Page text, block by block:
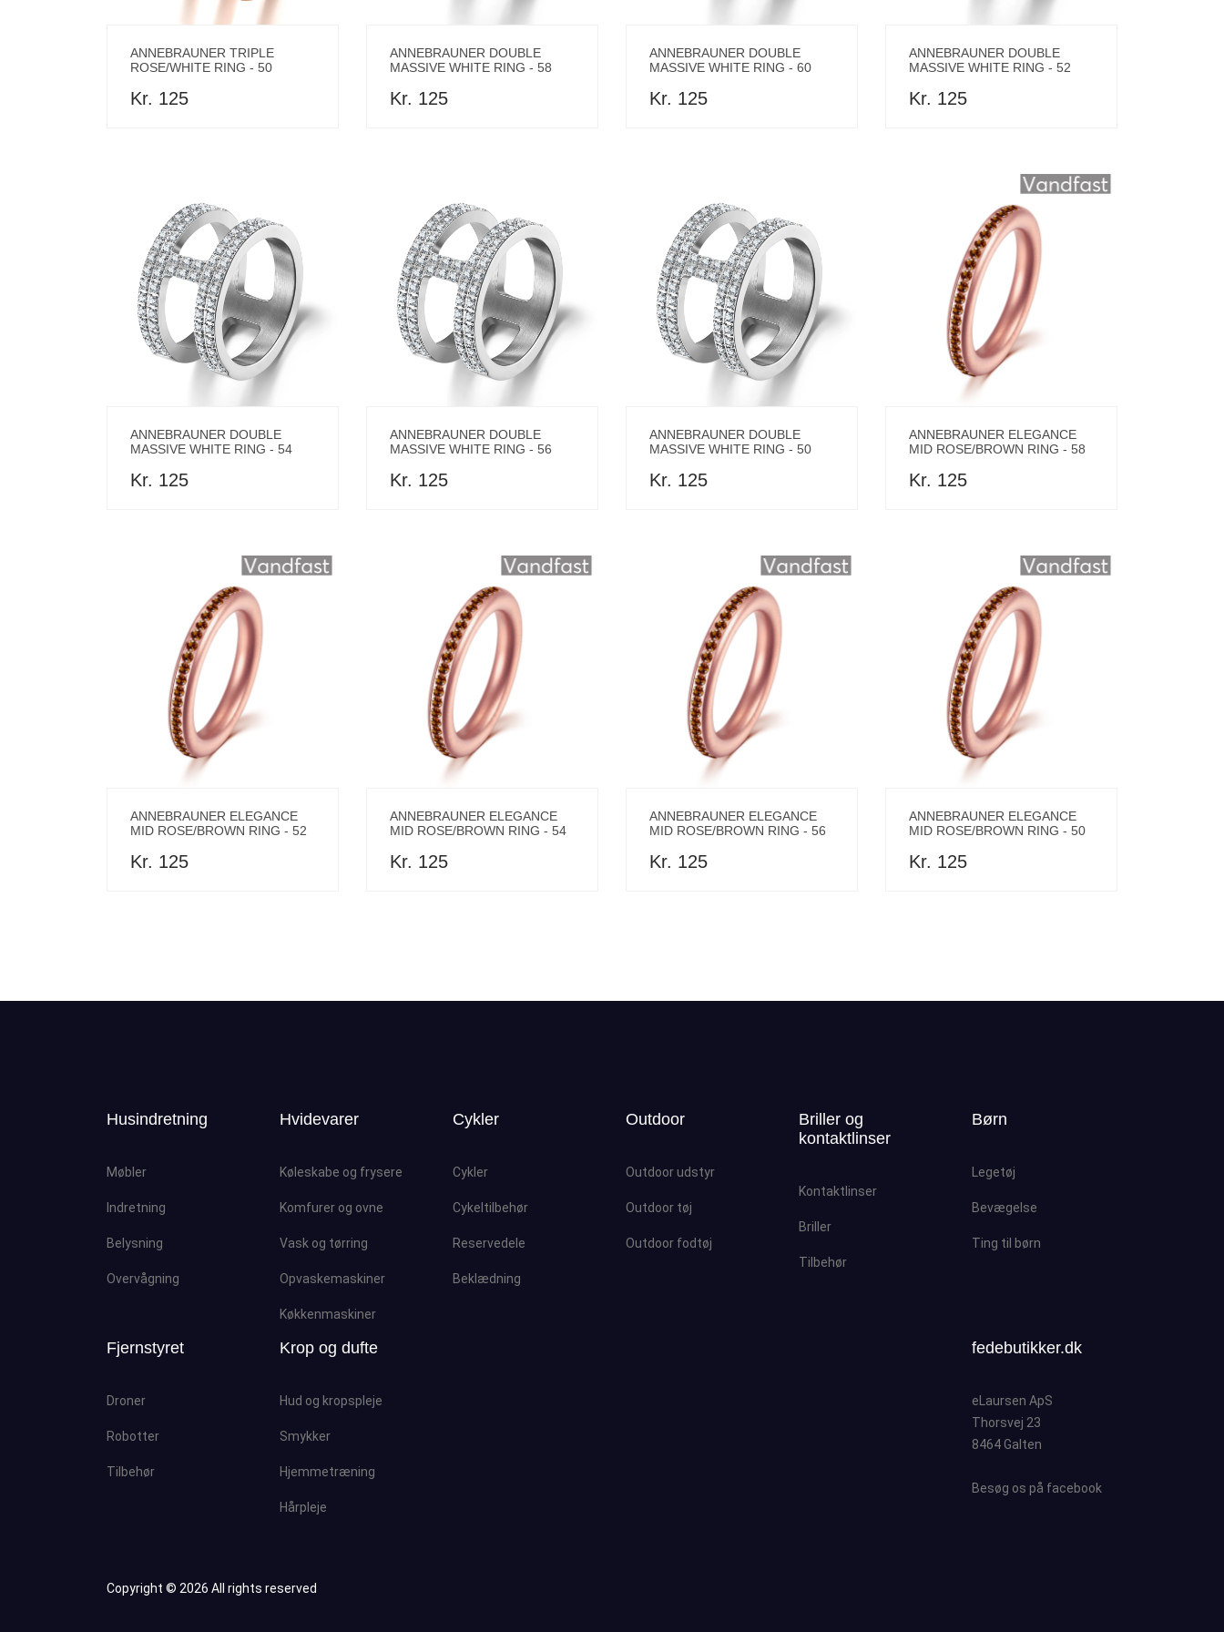
ANNEBRAUNER TRIPLE
ROSE/WHITE RING - 50
Kr. 125
ANNEBRAUNER DOUBLE
MASSIVE WHITE RING - 58
Kr. 125
ANNEBRAUNER DOUBLE
MASSIVE WHITE RING - 60
Kr. 125
ANNEBRAUNER DOUBLE
MASSIVE WHITE RING - 52
Kr. 125
ANNEBRAUNER DOUBLE
MASSIVE WHITE RING - 54
Kr. 125
ANNEBRAUNER DOUBLE
MASSIVE WHITE RING - 56
Kr. 125
ANNEBRAUNER DOUBLE
MASSIVE WHITE RING - 50
Kr. 125
ANNEBRAUNER ELEGANCE
MID ROSE/BROWN RING - 58
Kr. 125
ANNEBRAUNER ELEGANCE
MID ROSE/BROWN RING - 52
Kr. 125
ANNEBRAUNER ELEGANCE
MID ROSE/BROWN RING - 54
Kr. 125
ANNEBRAUNER ELEGANCE
MID ROSE/BROWN RING - 56
Kr. 125
ANNEBRAUNER ELEGANCE
MID ROSE/BROWN RING - 50
Kr. 125
Husindretning
Møbler
Indretning
Belysning
Overvågning
Hvidevarer
Køleskabe og frysere
Komfurer og ovne
Vask og tørring
Opvaskemaskiner
Køkkenmaskiner
Cykler
Cykler
Cykeltilbehør
Reservedele
Beklædning
Outdoor
Outdoor udstyr
Outdoor tøj
Outdoor fodtøj
Briller og
kontaktlinser
Kontaktlinser
Briller
Tilbehør
Børn
Legetøj
Bevægelse
Ting til børn
Fjernstyret
Droner
Robotter
Tilbehør
Krop og dufte
Hud og kropspleje
Smykker
Hjemmetræning
Hårpleje
fedebutikker.dk
eLaursen ApS
Thorsvej 23
8464 Galten
Besøg os på facebook
Copyright © 2026 All rights reserved